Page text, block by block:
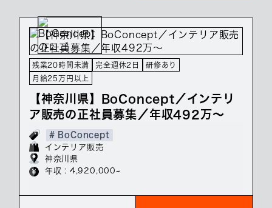
残業20時間未満 完全週休2日
研修あり
月給25万円以上
【神奈川県】BoConcept／インテリ
ア販売の正社員募集／年収492万～
# BoConcept
インテリア販売
神奈川県
年収 : 4,920,000~